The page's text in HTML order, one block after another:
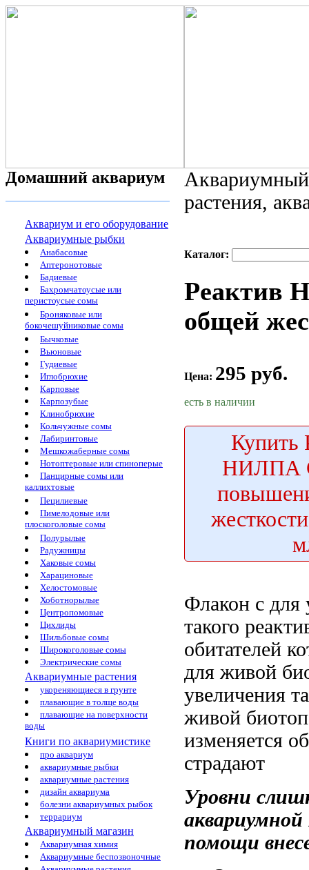
Домашний аквариум
Аквариум и его оборудование
Аквариумные рыбки
Анабасовые
Аптеронотовые
Бадиевые
Бахромчатоусые или
перистоусые сомы
Броняковые или
бокочешуйниковые сомы
Бычковые
Вьюновые
Гудиевые
Иглобрюхие
Карповые
Карпозубые
Клинобрюхие
Кольчужные сомы
Лабиринтовые
Мешкожаберные сомы
Нотоптеровые или спиноперые
Панцирные сомы или
каллихтовые
Пецилиевые
Пимелодовые или
плоскоголовые сомы
Полурылые
Радужницы
Хаковые сомы
Харациновые
Хелостомовые
Хоботнорылые
Центропомовые
Цихлиды
Шильбовые сомы
Широкоголовые сомы
Электрические сомы
Аквариумные растения
укореняющиеся в грунте
плавающие в толще воды
плавающие на поверхности
воды
Книги по аквариумистике
про аквариум
аквариумные рыбки
аквариумные растения
дизайн аквариума
болезни аквариумных рыбок
террариум
Аквариумный магазин
Аквариумная химия
Аквариумные беспозвоночные
растения,
Каталог:
Реактив
общей
Цена: 295 руб.
есть в наличии
Купить
НИЛПА
Флакон с для
такого
обитателей
для живой
увеличения
живой биотоп
изменяется
страдают
Уровни
аквариумной
помощи